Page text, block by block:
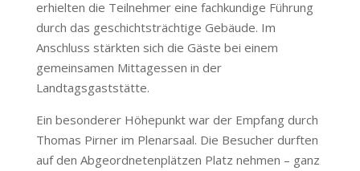
erhielten die Teilnehmer eine fachkundige Führung
durch das geschichtsträchtige Gebäude. Im
Anschluss stärkten sich die Gäste bei einem
gemeinsamen Mittagessen in der
Landtagsgaststätte.
Ein besonderer Höhepunkt war der Empfang durch
Thomas Pirner im Plenarsaal. Die Besucher durften
auf den Abgeordnetenplätzen Platz nehmen – ganz